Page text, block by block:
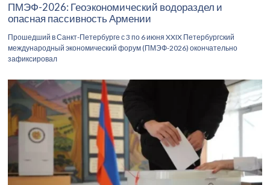
ПМЭФ-2026: Геоэкономический водораздел и
опасная пассивность Армении
Прошедший в Санкт-Петербурге с 3 по 6 июня XXIX Петербургский
международный экономический форум (ПМЭФ-2026) окончательно
зафиксировал